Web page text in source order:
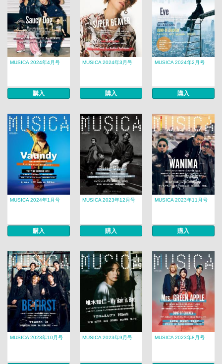
MUSICA 2024年4月号
購入
MUSICA 2024年3月号
購入
MUSICA 2024年2月号
購入
MUSICA 2024年1月号
購入
MUSICA 2023年12月号
購入
MUSICA 2023年11月号
購入
MUSICA 2023年10月号 MUSICA 2023年9月号 MUSICA 2023年8月号